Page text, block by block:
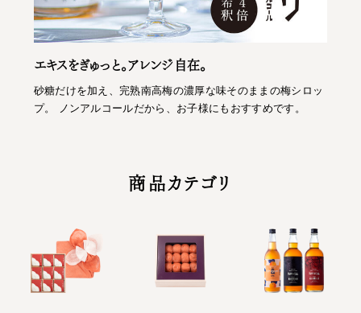
エキスをぎゅっと。アレンジ自在。
砂糖だけを加え、完熟南高梅の濃厚な味そのままの梅シロッ
プ。 ノンアルコールだから、お子様にもおすすめです。
商品カテゴリ